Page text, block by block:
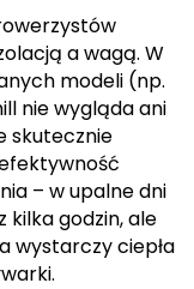
a wagą. W
modeli (np.
nie wygląda ani
skutecznie
– w upalne dni
kilka godzin, ale
wystarczy ciepła